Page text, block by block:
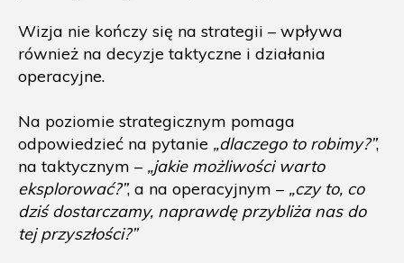
Wizja nie kończy się na strategii – wpływa
również na decyzje taktyczne i działania
operacyjne.
Na poziomie strategicznym pomaga
odpowiedzieć na pytanie „dlaczego to robimy?”,
na taktycznym – „jakie możliwości warto
eksplorować?”, a na operacyjnym – „czy to, co
dziś dostarczamy, naprawdę przybliża nas do
tej przyszłości?”